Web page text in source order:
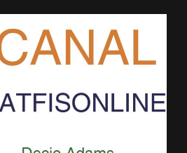
to
content